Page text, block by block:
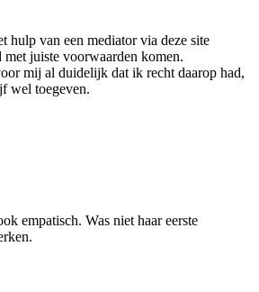
hulp van een mediator via deze site
met juiste voorwaarden komen.
mij al duidelijk dat ik recht daarop had,
wel toegeven.
empatisch. Was niet haar eerste